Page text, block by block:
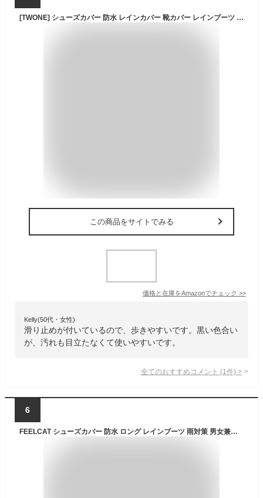
[TWONE] シューズカバー 防水 レインカバー 靴カバー レインブーツ 雨 雪 泥避 男の子 女の子 折りたたみ 靴保護 梅雨対策 通勤通学 自転車 バイク用 お手入れ簡単 滑り止め 軽量 履きやすい サイズ：Ｓ~XXXL (XL, ショート)
この商品をサイトでみる
価格と在庫をAmazonでチェック >>
Kelly(50代・女性)
滑り止めが付いているので、歩きやすいです。黒い色合い
が、汚れも目立たなくて使いやすいです。
全てのおすすめコメント (1 件) >
6
FEELCAT シューズカバー 防水 ロング レインブーツ 雨対策 男女兼用 滑り止め 携帯可 通勤通学 登山 釣り 自転車用 (M, 黒-ロングタイプ)